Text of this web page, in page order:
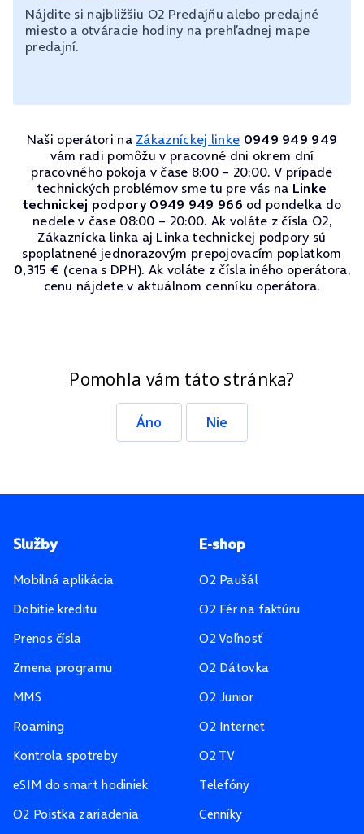
Nájdite si najbližšiu O2 Predajňu alebo predajné
miesto a otváracie hodiny na prehľadnej mape
predajní.
Naši operátori na Zákazníckej linke 0949 949 949
vám radi pomôžu v pracovné dni okrem dní
pracovného pokoja v čase 8:00 – 20:00. V prípade
technických problémov sme tu pre vás na Linke
technickej podpory 0949 949 966 od pondelka do
nedele v čase 08:00 – 20:00. Ak voláte z čísla O2,
Zákaznícka linka aj Linka technickej podpory sú
spoplatnené jednorazovým prepojovacím poplatkom
0,315 € (cena s DPH). Ak voláte z čísla iného operátora,
cenu nájdete v aktuálnom cenníku operátora.
Pomohla vám táto stránka?
Áno Nie
Pätička stránky
Služby
Mobilná aplikácia
Dobitie kreditu
Prenos čísla
Zmena programu
MMS
Roaming
Kontrola spotreby
eSIM do smart hodiniek
O2 Poistka zariadenia
E-shop
O2 Paušál
O2 Fér na faktúru
O2 Voľnosť
O2 Dátovka
O2 Junior
O2 Internet
O2 TV
Telefóny
Cenníky